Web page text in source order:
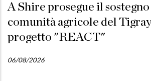
A Shire prosegue il
comunità agricole del
progetto "REACT"
06/08/2026